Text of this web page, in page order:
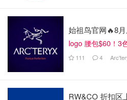
卷、10个密封袋和说明书。以白
机，防尘防撞之余，又可以当作
有个附件插孔，需要另外买个手
用。右边有真空按键、密封按键
上下层泡沫垫片，密封条和移动
清洗，其他地方可以用抹布清洁
始祖鸟官网🔥8
logo 腰包$60！3
111 4
RW&CO 折扣区